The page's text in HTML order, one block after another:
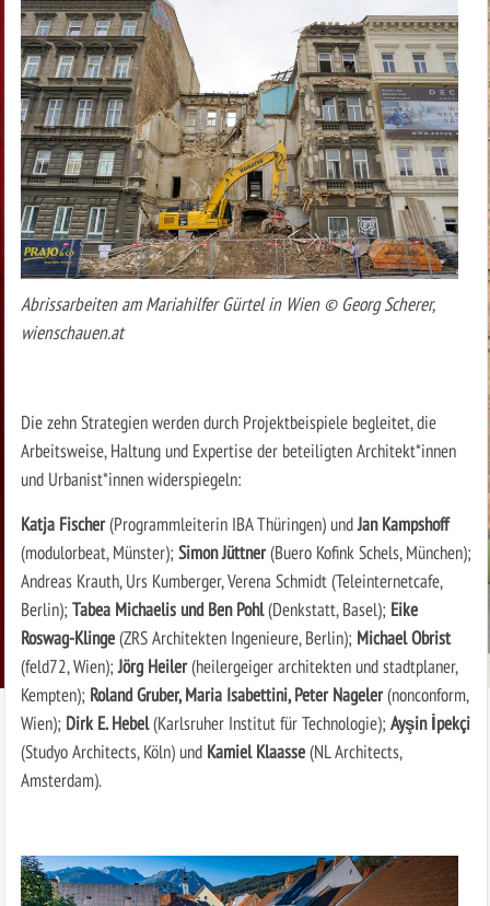
Abrissarbeiten am Mariahilfer Gürtel in Wien © Georg Scherer,
wienschauen.at
Die zehn Strategien werden durch Projektbeispiele begleitet, die
Arbeitsweise, Haltung und Expertise der beteiligten Architekt*innen
und Urbanist*innen widerspiegeln:
Katja Fischer(Programmleiterin IBA Thüringen) undJan Kampshoff
(modulorbeat, Münster); Simon Jüttner(Buero Kofink Schels, München);
Andreas Krauth, Urs Kumberger, Verena Schmidt (Teleinternetcafe,
Berlin); Tabea Michaelis und Ben Pohl(Denkstatt, Basel); Eike
Roswag-Klinge(ZRS Architekten Ingenieure, Berlin); Michael Obrist
(feld72, Wien);Jörg Heiler(heilergeiger architekten und stadtplaner,
Kempten); Roland Gruber, Maria Isabettini, Peter Nageler(nonconform,
Wien); Dirk E. Hebel(Karlsruher Institut für Technologie); Ayşin İpekçi
(Studyo Architects, Köln) und Kamiel Klaasse(NL Architects,
Amsterdam).